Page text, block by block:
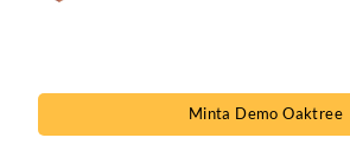
Minta Demo Oaktree